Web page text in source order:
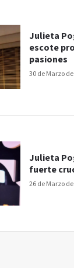
30 de Marzo
Julieta
escote
pasiones
26 de Marzo
Julieta
fuerte